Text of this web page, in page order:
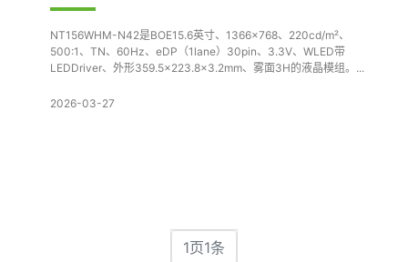
NT156WHM-N42是BOE15.6英寸、1366×768、220cd/m²、
500:1、TN、60Hz、eDP（1lane）30pin、3.3V、WLED带
LEDDriver、外形359.5×223.8×3.2mm、雾面3H的液晶模组。...
2026-03-27
1页1条